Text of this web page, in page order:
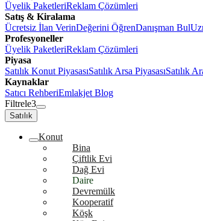
Üyelik PaketleriReklam Çözümleri
Satış & Kiralama
Ücretsiz İlan VerinDeğerini ÖğrenDanışman Bul
Profesyoneller
Üyelik PaketleriReklam Çözümleri
Piyasa
Satılık Konut PiyasasıSatılık Arsa PiyasasıSatılık
Kaynaklar
Satıcı RehberiEmlakjet Blog
Filtrele3
Satılık
Konut
Bina
Çiftlik Evi
Dağ Evi
Daire
Devremülk
Kooperatif
Köşk